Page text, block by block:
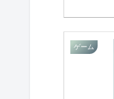
ゲーム